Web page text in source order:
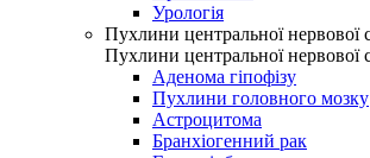
Урологія
Пухлини центральної нервової
Пухлини центральної нервової
Аденома гіпофізу
Пухлини головного мозку
Астроцитома
Бранхіогенний рак